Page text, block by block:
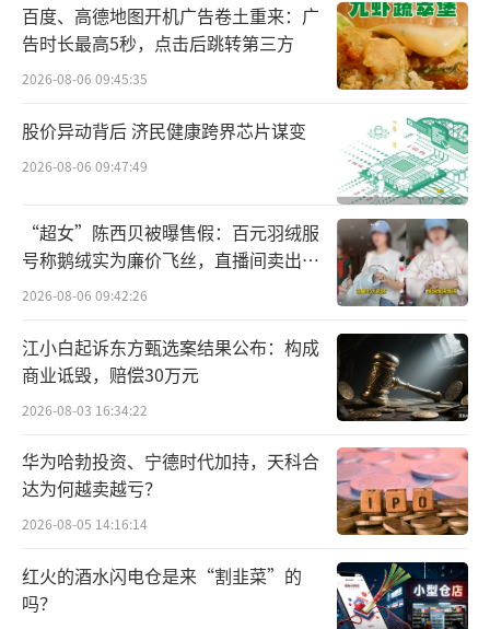
旧金山，一个名为SetupClaw的服务商，
面向“人忙、钱多”的高管团队做私人定制，
深圳，3月6日，腾讯总部大厦楼下打出
了“免费安装龙虾”的广告，一天之内吸引超
千人排长队，网友戏称“一代人有一代人的鸡
蛋要领”。
百度、高德地图开机广告卷土重来：广
告时长最高5秒，点击后跳转第三方
2026-08-06 09:45:35
股价异动背后 济民健康跨界芯片谋变
2026-08-06 09:47:49
“超女”陈西贝被曝售假：百元羽绒服
号称鹅绒实为廉价飞丝，直播间卖出超
百万元
2026-08-06 09:42:26
江小白起诉东方甄选案结果公布：构成
商业诋毁，赔偿30万元
2026-08-03 16:34:22
华为哈勃投资、宁德时代加持，天科合
达为何越卖越亏？
2026-08-05 14:16:14
红火的酒水闪电仓是来“割韭菜”的
吗？